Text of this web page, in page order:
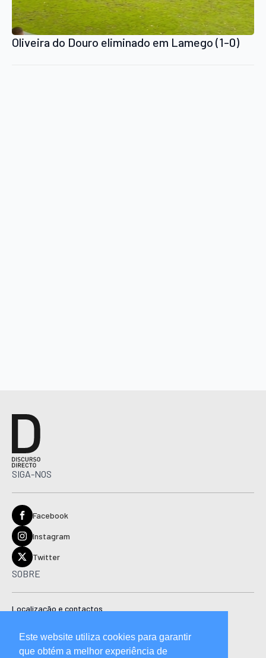
Oliveira do Douro eliminado em Lamego (1-0)
SIGA-NOS
Facebook
Instagram
Twitter
SOBRE
Localização e contactos
Ficha técnica
Este website utiliza cookies para garantir
que obtém a melhor experiência de